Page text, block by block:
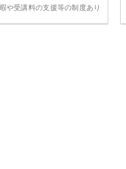
や受講料の支援等の制度あり